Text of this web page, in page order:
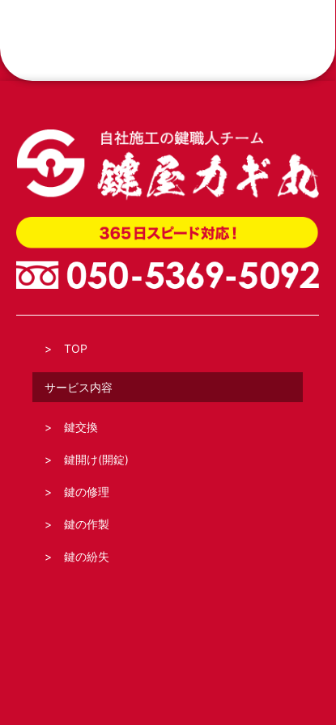
4600に加工交換
2026.04.02
玄関引き戸のトステム錠でKH-208を交換
TOP
サービス内容
鍵交換
鍵開け(開錠)
鍵の修理
鍵の作製
鍵の紛失